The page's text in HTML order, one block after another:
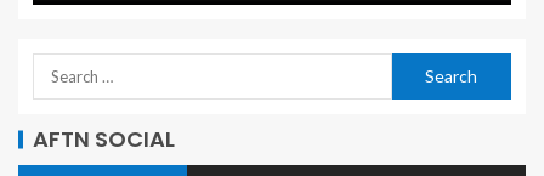
AFTN SOCIAL